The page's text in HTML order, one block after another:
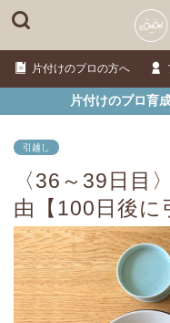
片付けのプロの方へ
片付けのプロ育
引越し
〈36～39日目
由【100日後に